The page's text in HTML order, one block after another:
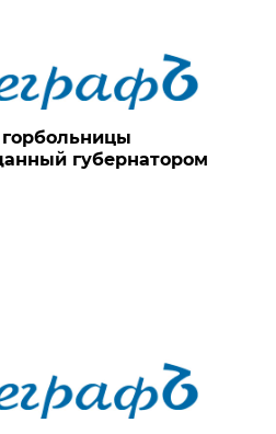
губернатором